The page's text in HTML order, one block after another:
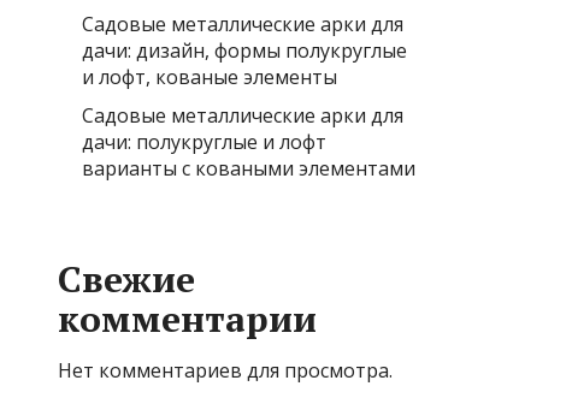
Садовые металлические арки для
дачи: дизайн, формы полукруглые
и лофт, кованые элементы
Садовые металлические арки для
дачи: полукруглые и лофт
варианты с коваными элементами
Свежие
комментарии
Нет комментариев для просмотра.